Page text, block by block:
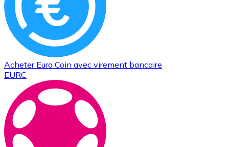
Acheter Euro Coin avec virement bancaire
EURC